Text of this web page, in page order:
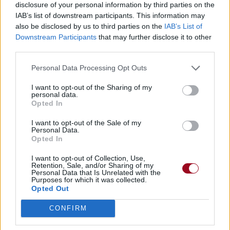
disclosure of your personal information by third parties on the
IAB’s list of downstream participants. This information may
also be disclosed by us to third parties on the IAB’s List of
Downstream Participants that may further disclose it to other
Personal Data Processing Opt Outs
I want to opt-out of the Sharing of my
personal data.
Opted In
I want to opt-out of the Sale of my
Personal Data.
Opted In
I want to opt-out of Collection, Use,
Retention, Sale, and/or Sharing of my
Personal Data that Is Unrelated with the
Purposes for which it was collected.
Opted Out
CONFIRM